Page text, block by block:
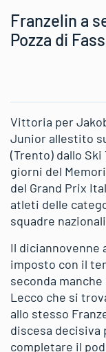
Franzelin a
Pozza di
Vittoria per
Junior allestito
(Trento) dallo Ski
giorni del
del Grand Prix
atleti delle
squadre
Il diciannovenne
imposto con il
seconda
Lecco che si
allo stesso
discesa decisiva
completare il